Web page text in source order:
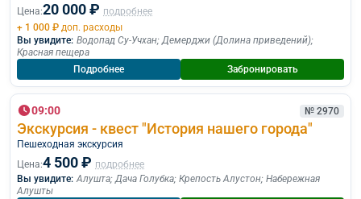
Цена:20 000 ₽ подробнее
+ 1 000 ₽ доп. расходы
Вы увидите: Водопад Су-Учхан;Демерджи (Долина приведений);
Красная пещера
Подробнее
Забронировать
09:00 № 2970
Экскурсия - квест "История нашего города"
Пешеходная экскурcия
Цена:4 500 ₽ подробнее
Вы увидите: Алушта;Дача Голубка; Крепость Алустон; Набережная
Алушты